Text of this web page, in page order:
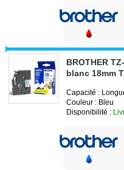
BROTHER
blanc 18mm
Capacité :
Couleur : Bleu
Disponibilité :